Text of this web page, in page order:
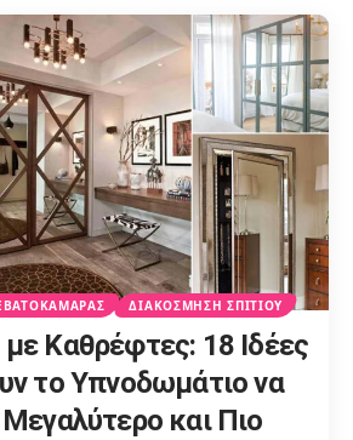
ΔΙΑΚΌΣΜΗΣΗ ΣΠΙΤΙΟΎ
Καθρέφτες: 18 Ιδέες
το Υπνοδωμάτιο να
Μεγαλύτερο και Πιο